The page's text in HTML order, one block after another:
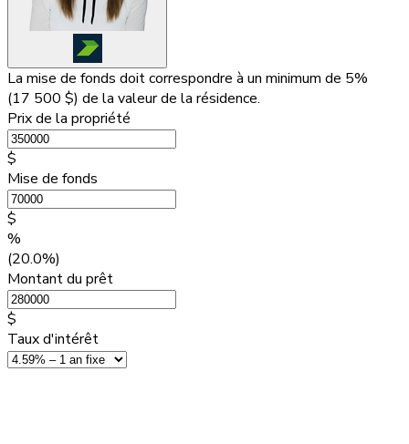
La mise de fonds doit correspondre à un minimum de 5%
(17 500 $) de la valeur de la résidence.
Prix de la propriété
$
Mise de fonds
$
%
(20.0%)
Montant du prêt
$
Taux d'intérêt